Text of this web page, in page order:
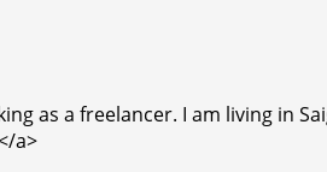
as a freelancer. I am living in
a>